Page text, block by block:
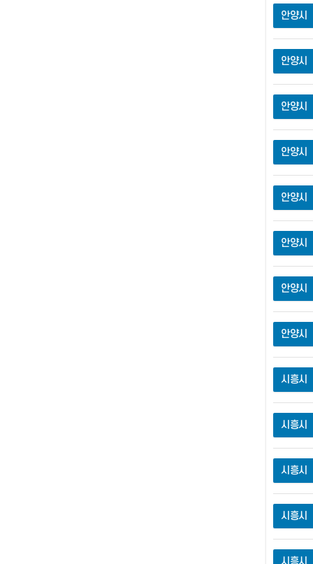
안양시
안양시
안양시
안양시
안양시
안양시
안양시
안양시
시흥시
시흥시
시흥시
시흥시
시흥시